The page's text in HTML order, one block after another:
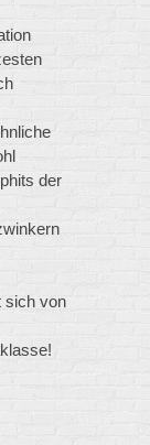
der
sich von